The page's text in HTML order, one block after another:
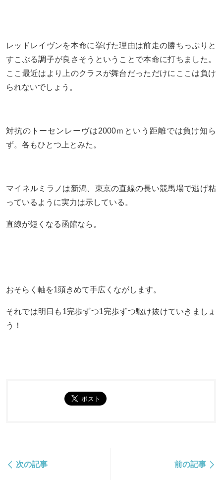
レッドレイヴンを本命に挙げた理由は前走の勝ちっぷりと
すこぶる調子が良さそうということで本命に打ちました。
ここ最近はより上のクラスが舞台だっただけにここは負け
られないでしょう。
対抗のトーセンレーヴは2000ｍという距離では負け知ら
ず。各もひとつ上とみた。
マイネルミラノは新潟、東京の直線の長い競馬場で逃げ粘
っているように実力は示している。
直線が短くなる函館なら。
おそらく軸を1頭きめて手広くながします。
それでは明日も1完歩ずつ1完歩ずつ駆け抜けていきましょ
う！
次の記事 前の記事